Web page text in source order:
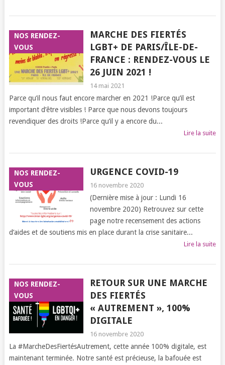
NOS RENDEZ-
VOUS
MARCHE DES FIERTÉS
LGBT+ DE PARIS/ÎLE-DE-
FRANCE : RENDEZ-VOUS LE
26 JUIN 2021 !
14 mai 2021
Parce qu’il nous faut encore marcher en 2021 !Parce qu’il est
important d’être visibles ! Parce que nous devons toujours
revendiquer des droits !Parce qu’il y a encore du...
Lire la suite
NOS RENDEZ-
VOUS
URGENCE COVID-19
16 novembre 2020
(Dernière mise à jour : Lundi 16
novembre 2020) Retrouvez sur cette
page notre recensement des actions
d’aides et de soutiens mis en place durant la crise sanitaire...
Lire la suite
NOS RENDEZ-
VOUS
RETOUR SUR UNE MARCHE
DES FIERTÉS
« AUTREMENT », 100%
DIGITALE
16 novembre 2020
La #MarcheDesFiertésAutrement, cette année 100% digitale, est
maintenant terminée. Notre santé est précieuse, la bafouée est